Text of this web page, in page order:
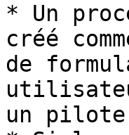
* Un
créé
de
un